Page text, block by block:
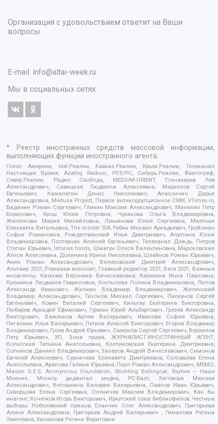
Организация с удовольствием ответит на Ваши
вопросы.
E-mail: info@altai-week.ru
Мы в социальных сетях:
* Реестр иностранных средств массовой информации,
выполняющих функции иностранного агента:
Голос Америки, Idel.Реалии, Кавказ.Реалии, Крым.Реалии, Телеканал
Настоящее Время, Azatliq Radiosi, PCE/PC, Сибирь.Реалии, Фактограф,
Север.Реалии, Радио Свобода, MEDIUM-ORIENT, Пономарев Лев
Александрович, Савицкая Людмила Алексеевна, Маркелов Сергей
Евгеньевич, Камалягин Денис Николаевич, Апахончич Дарья
Александровна, Medusa Project, Первое антикоррупционное СМИ, VTimes.io,
Баданин Роман Сергеевич, Гликин Максим Александрович, Маняхин Петр
Борисович, Ярош Юлия Петровна, Чуракова Ольга Владимировна,
Железнова Мария Михайловна, Лукьянова Юлия Сергеевна, Маетная
Елизавета Витальевна, The Insider SIA, Рубин Михаил Аркадьевич, Гройсман
Софья Романовна, Рождественский Илья Дмитриевич, Апухтина Юлия
Владимировна, Постернак Алексей Евгеньевич, Телеканал Дождь, Петров
Степан Юрьевич, Istories fonds, Шмагун Олеся Валентиновна, Мароховская
Алеся Алексеевна, Долинина Ирина Николаевна, Шлейнов Роман Юрьевич,
Анин Роман Александрович, Великовский Дмитрий Александрович,
Альтаир 2021, Ромашки монолит, Главный редактор 2021, Вега 2021, Важные
иноагенты, Каткова Вероника Вячеславовна, Карезина Инна Павловна,
Кузьмина Людмила Гавриловна, Костылева Полина Владимировна, Лютов
Александр Иванович, Жилкин Владимир Владимирович, Жилинский
Владимир Александрович, Тихонов Михаил Сергеевич, Пискунов Сергей
Евгеньевич, Ковин Виталий Сергеевич, Кильтау Екатерина Викторовна,
Любарев Аркадий Ефимович, Гурман Юрий Альбертович, Грезев Александр
Викторович, Важенков Артем Валерьевич, Иванова София Юрьевна,
Пигалкин Илья Валерьевич, Петров Алексей Викторович, Егоров Владимир
Владимирович, Гусев Андрей Юрьевич, Смирнов Сергей Сергеевич, Верзилов
Петр Юрьевич, ЗП, Зона права, ЖУРНАЛИСТ-ИНОСТРАННЫЙ АГЕНТ,
Вольтская Татьяна Анатольевна, Клепиковская Екатерина Дмитриевна,
Сотников Даниил Владимирович, Захаров Андрей Вячеславович, Симонов
Евгений Алексеевич, Сурначева Елизавета Дмитриевна, Соловьева Елена
Анатольевна, Арапова Галина Юрьевна, Перл Роман Александрович, МЕМО,
Mason G.E.S. Anonymous Foundation, Stichting Bellingcat, Якутия – Наше
Мнение, Москоу диджитал медиа, РС-Балт, Заговора Максим
Александрович, Ветошкина Валерия Валерьевна, Павлов Иван Юрьевич,
Скворцова Елена Сергеевна, Оленичев Максим Владимирович, Как бы
инагент, Кочетков Игорь Викторович, Иркутский союз библиофилов, Честные
выборы, Нобелевский призыв, Еланчик Олег Александрович, Григорьева
Алина Александровна, Григорьев Андрей Валерьевич , Гималова Регина
Эмилевна, Хисамова Регина Фаритовна